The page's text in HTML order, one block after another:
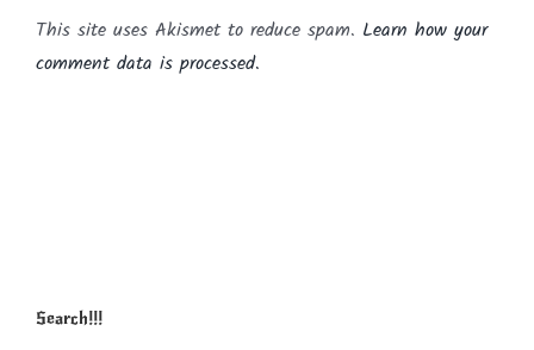
This site uses Akismet to reduce spam. Learn how your
comment data is processed.
Search!!!